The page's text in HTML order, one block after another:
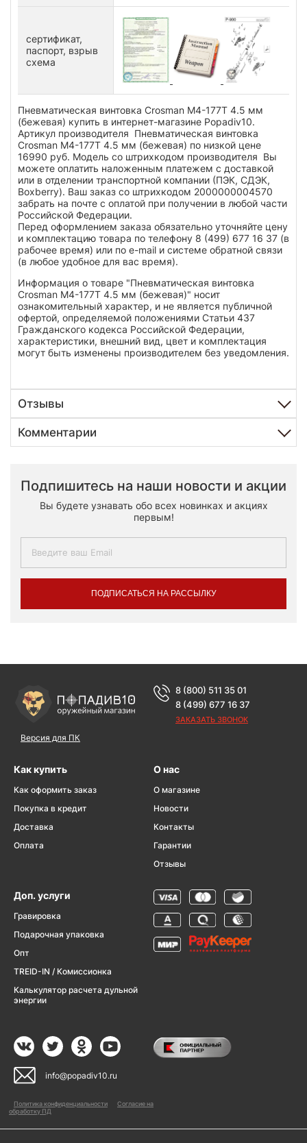
сертификат,
паспорт, взрыв
схема
Пневматическая винтовка Crosman M4-177T 4.5 мм
(бежевая) купить в интернет-магазине Popadiv10.
Артикул производителя Пневматическая винтовка
Crosman M4-177T 4.5 мм (бежевая) по низкой цене
16990 руб. Модель со штрихкодом производителя Вы
можете оплатить наложенным платежем с доставкой
или в отделении транспортной компании (ПЭК, СДЭК,
Boxberry). Ваш заказ со штрихкодом 2000000004570
забрать на почте с оплатой при получении в любой части
Российской Федерации.
Перед оформлением заказа обязательно уточняйте цену
и комплектацию товара по телефону 8 (499) 677 16 37 (в
рабочее время) или по e-mail и системе обратной связи
(в любое удобное для вас время).
Информация о товаре "Пневматическая винтовка
Crosman M4-177T 4.5 мм (бежевая)" носит
ознакомительный характер, и не является публичной
офертой, определяемой положениями Статьи 437
Гражданского кодекса Российской Федерации,
характеристики, внешний вид, цвет и комплектация
могут быть изменены производителем без уведомления.
Отзывы
Комментарии
Подпишитесь на наши новости и акции
Вы будете узнавать обо всех новинках и акциях
первым!
ПОДПИСАТЬСЯ НА РАССЫЛКУ
Версия для ПК
8 (800) 511 35 01
8 (499) 677 16 37
ЗАКАЗАТЬ ЗВОНОК
Как купить
Как оформить заказ
Покупка в кредит
Доставка
Оплата
О нас
О магазине
Новости
Контакты
Гарантии
Отзывы
Доп. услуги
Гравировка
Подарочная упаковка
Опт
TREID-IN / Комиссионка
Калькулятор расчета дульной
энергии
info@popadiv10.ru
Политика конфиденциальности
Согласие на
обработку ПД